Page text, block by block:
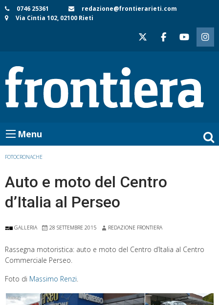
Skip
to
0746 25361
redazione@frontierarieti.com
Via Cintia 102, 02100 Rieti
Menu
FOTOCRONACHE
Auto e moto del Centro
d’Italia al Perseo
GALLERIA 28 SETTEMBRE 2015 REDAZIONE FRONTIERA
Rassegna motoristica: auto e moto del Centro d’Italia al Centro
Commerciale Perseo.
Foto di Massimo Renzi